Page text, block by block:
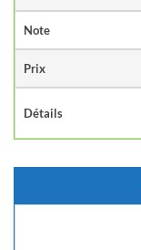
Note
Prix
Détails